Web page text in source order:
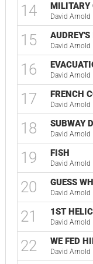
14 MILITARY
David Arnold
15 AUDREY'S
David Arnold
16 David Arnold
17 FRENCH
David Arnold
18 SUBWAY
David Arnold
19 FISH
David Arnold
20 GUESS
David Arnold
21 1ST
David Arnold
22 WE FED
David Arnold